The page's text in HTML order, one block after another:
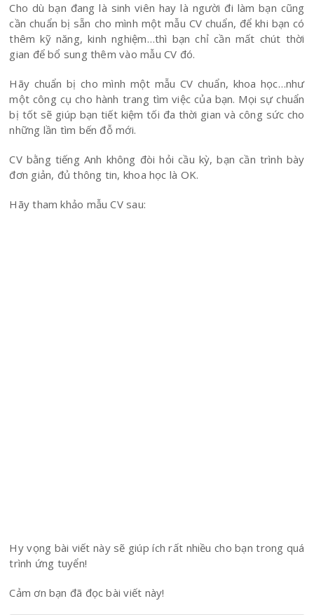
Cho dù bạn đang là sinh viên hay là người đi làm bạn cũng
cần chuẩn bị sẵn cho mình một mẫu CV chuẩn, để khi bạn có
thêm kỹ năng, kinh nghiệm…thì bạn chỉ cần mất chút thời
gian để bổ sung thêm vào mẫu CV đó.
Hãy chuẩn bị cho mình một mẫu CV chuẩn, khoa học…như
một công cụ cho hành trang tìm việc của bạn. Mọi sự chuẩn
bị tốt sẽ giúp bạn tiết kiệm tối đa thời gian và công sức cho
những lần tìm bến đỗ mới.
CV bằng tiếng Anh không đòi hỏi cầu kỳ, bạn cần trình bày
đơn giản, đủ thông tin, khoa học là OK.
Hãy tham khảo mẫu CV sau:
Hy vọng bài viết này sẽ giúp ích rất nhiều cho bạn trong quá
trình ứng tuyển!
Cảm ơn bạn đã đọc bài viết này!